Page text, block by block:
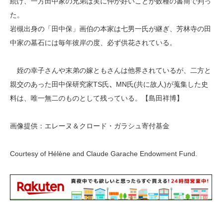
た。
岩槻出身の「田中保」画伯の本家は七男一氏が継ぎ、芳林寺の田
中家の墓石には毎年彼岸の度、必ず供花されている。
姪の幸子さんや末弟の嫁ともさんは他界されているが、二方と
親交のあった田中保研究家TS氏、 MN氏(共に故人)が蒐集した史
料は、唯一無二のものとして残っている。【島田祥博】
画像提供：エレーヌ＆クロード・ガラシュ寄付基金
Courtesy of Hélène and Claude Garache Endowment Fund.